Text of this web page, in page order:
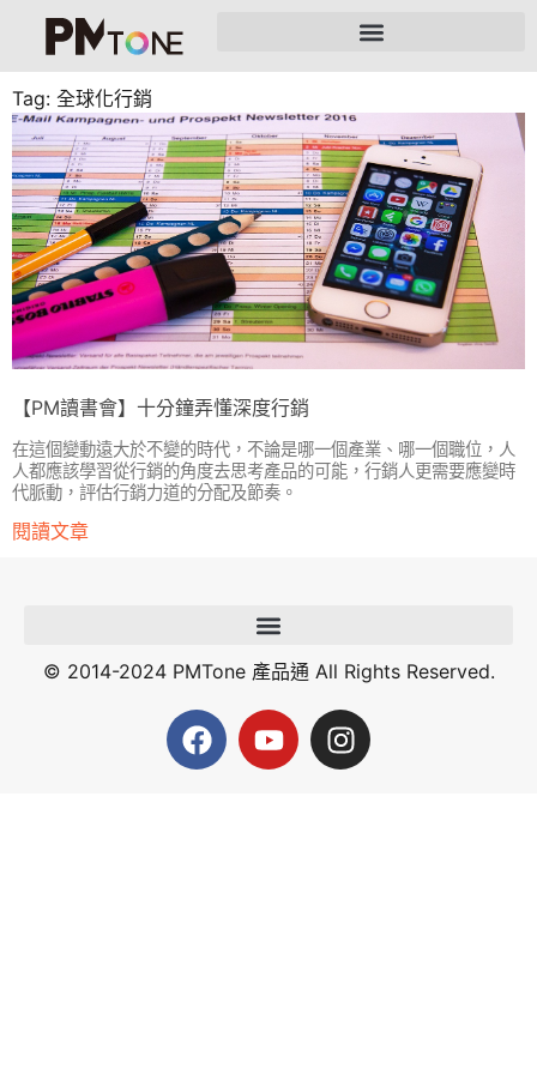
Tag: 全球化行銷
【PM讀書會】十分鐘弄懂深度行銷
在這個變動遠大於不變的時代，不論是哪一個產業、哪一個職位，人
人都應該學習從行銷的角度去思考產品的可能，行銷人更需要應變時
代脈動，評估行銷力道的分配及節奏。
閱讀文章
© 2014-2024 PMTone 產品通 All Rights Reserved.